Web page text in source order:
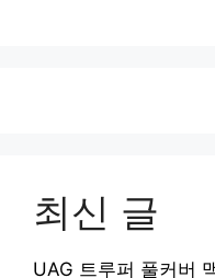
최신 글
UAG 트루퍼 풀커버